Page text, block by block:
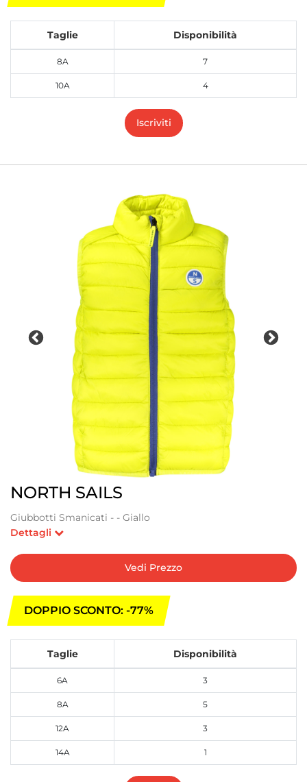
Taglie Disponibilità
8A 7
10A 4
Iscriviti
NORTH SAILS
Giubbotti Smanicati - - Giallo
Dettagli
Vedi Prezzo
DOPPIO SCONTO: -77%
Taglie Disponibilità
6A 3
8A 5
12A 3
14A 1